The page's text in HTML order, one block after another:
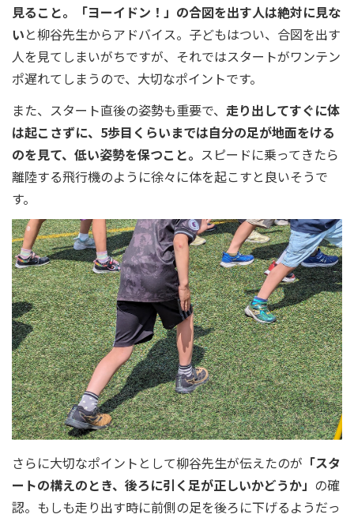
見ること。「ヨーイドン！」の合図を出す人は絶対に見な
いと柳谷先生からアドバイス。子どもはつい、合図を出す
人を見てしまいがちですが、それではスタートがワンテン
ポ遅れてしまうので、大切なポイントです。
また、スタート直後の姿勢も重要で、 走り出してすぐに体
は起こさずに、5歩目くらいまでは自分の足が地面をける
のを見て、低い姿勢を保つこと。 スピードに乗ってきたら
離陸する飛行機のように徐々に体を起こすと良いそうで
す。
さらに大切なポイントとして柳谷先生が伝えたのが 「スタ
ートの構えのとき、後ろに引く足が正しいかどうか」 の確
認。もしも走り出す時に前側の足を後ろに下げるようだっ